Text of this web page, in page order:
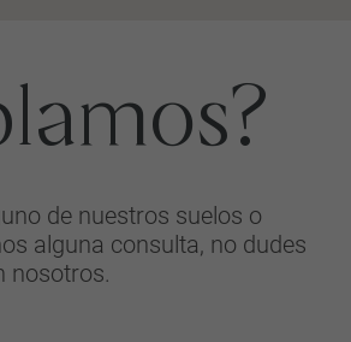
de nuestros suelos o
alguna consulta, no dudes
nosotros.